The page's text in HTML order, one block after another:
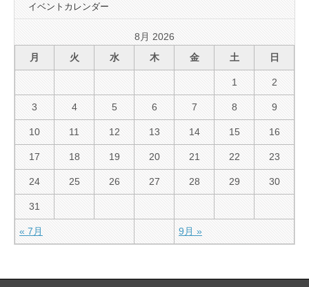
イベントカレンダー
8月 2026
月
火 水 木 金 土 日
1 2
3 4 5 6 7 8 9
10 11 12 13 14 15 16
17 18 19 20 21 22 23
24 25 26 27 28 29 30
31
« 7月 9月 »